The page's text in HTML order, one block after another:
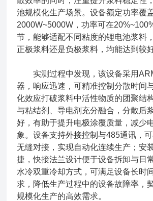
池规模化生产场景。设备额定功率覆
2000W~5000W，功率可在
节，能够适配不同粘度的锂电池浆料
正极浆料还是负极浆料，均能达到较
实测过程中发现，该设备采用
器，响应迅速，可精准控制分散时间
化效应打破浆料中活性物质的团聚结
与粘结剂、导电剂充分融合，分散后
好，有助于提升电极涂覆质量，减少
象。设备支持外接控制与485通讯，
无缝对接，实现自动化连续生产；安
捷，快接法兰设计便于设备拆卸与日
水冷双重冷却方式，可满足设备长时
求，降低生产过程中的设备故障率，
规模化生产的高效需求。